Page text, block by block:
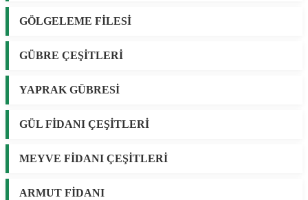
GÖLGELEME FİLESİ
GÜBRE ÇEŞİTLERİ
YAPRAK GÜBRESİ
GÜL FİDANI ÇEŞİTLERİ
MEYVE FİDANI ÇEŞİTLERİ
ARMUT FİDANI